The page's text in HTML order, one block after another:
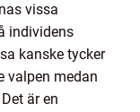
vissa
individens
kanske tycker
valpen medan
är en